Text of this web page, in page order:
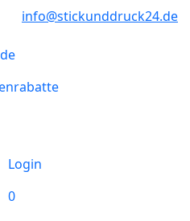
info@stickunddruck24.de
Login
0